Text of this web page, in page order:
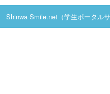
Shinwa Smile.net（学生ポータルサ